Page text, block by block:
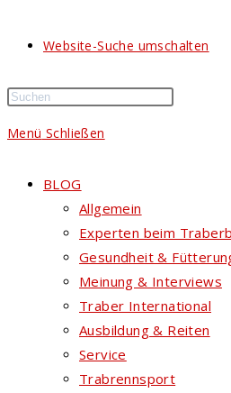
Website-Suche umschalten
Menü Schließen
BLOG
Allgemein
Experten beim
Gesundheit &
Meinung & Interviews
Traber International
Ausbildung & Reiten
Service
Trabrennsport